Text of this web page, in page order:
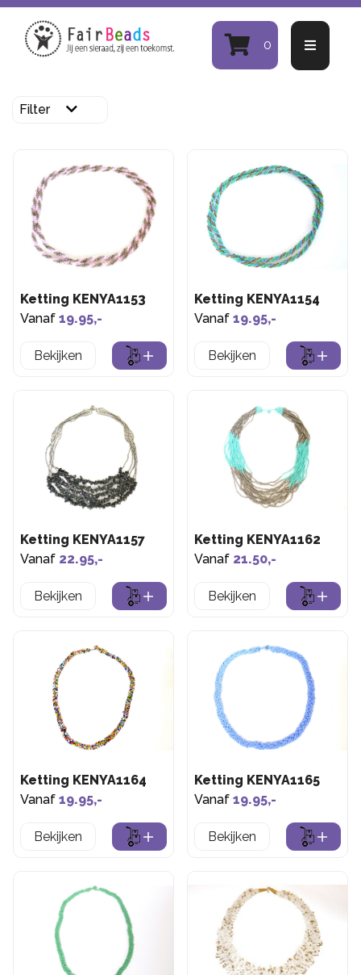
0
Filter
Ketting KENYA1153
Vanaf 19.95,-
Bekijken
Ketting KENYA1154
Vanaf 19.95,-
Bekijken
Ketting KENYA1157
Vanaf 22.95,-
Bekijken
Ketting KENYA1162
Vanaf 21.50,-
Bekijken
Ketting KENYA1164
Vanaf 19.95,-
Bekijken
Ketting KENYA1165
Vanaf 19.95,-
Bekijken